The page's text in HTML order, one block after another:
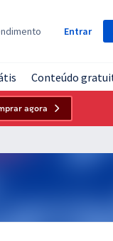
Entrar
Conteúdo
agora